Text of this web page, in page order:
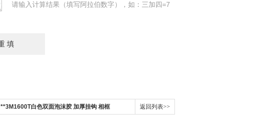
请输入计算结果（填写阿拉伯数字），如：三加四=7
**3M1600T白色双面泡沫胶 加厚挂钩 相框 返回列表>>